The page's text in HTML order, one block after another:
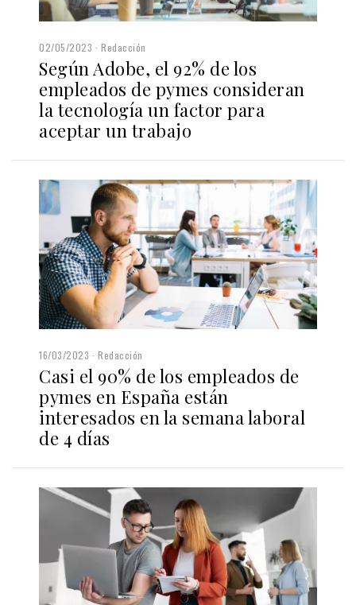
02/05/2023 Redacción
Según Adobe, el 92% de los
empleados de pymes consideran
la tecnología un factor para
aceptar un trabajo
16/03/2023 Redacción
Casi el 90% de los empleados de
pymes en España están
interesados en la semana laboral
de 4 días